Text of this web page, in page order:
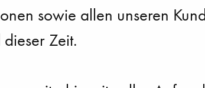
sowie allen unseren
Zeit.